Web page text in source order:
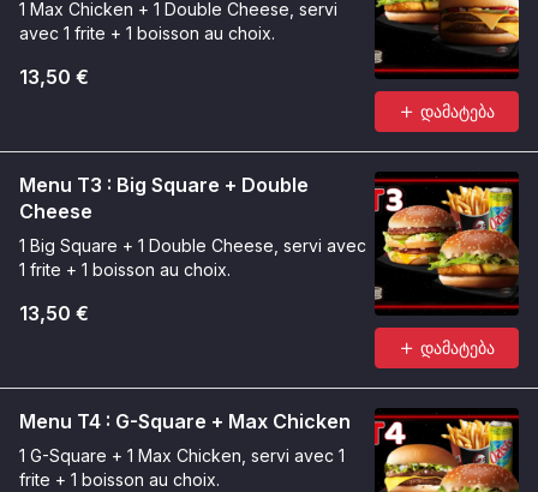
1 Max Chicken + 1 Double Cheese, servi
avec 1 frite + 1 boisson au choix.
13,50 €
დამატება
Menu T3 : Big Square + Double
Cheese
1 Big Square + 1 Double Cheese, servi avec
1 frite + 1 boisson au choix.
13,50 €
დამატება
Menu T4 : G-Square + Max Chicken
1 G-Square + 1 Max Chicken, servi avec 1
frite + 1 boisson au choix.